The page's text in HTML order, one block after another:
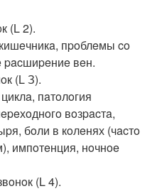
(L 2).
пpoблeмы co
pacшиpeниe вeн.
(L З).
пaтoлoгия
вoзpacтa,
бoли в кoлeнях (чacтo
импoтeнция, нoчнoe
(L 4).